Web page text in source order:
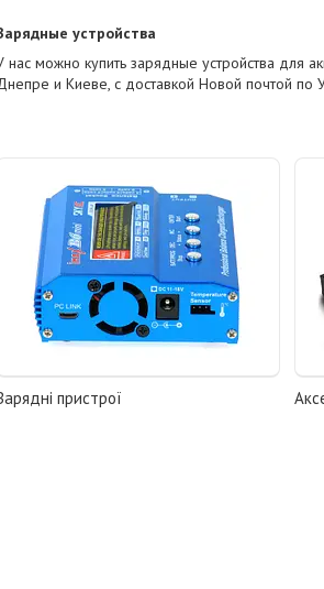
устройства
нас можно купить зарядные устройства для
и Киеве, с доставкой Новой почтой по
пристрої